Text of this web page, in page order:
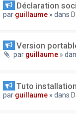
Déclaration
par guillaume » dans
Version
par guillaume »
Tuto
par guillaume » dans